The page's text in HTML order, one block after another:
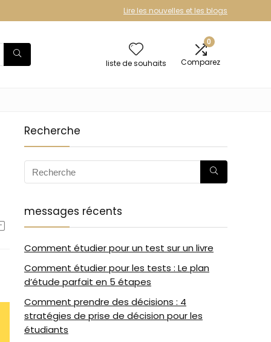
Lire les nouvelles et les blogs
liste de souhaits
0
Comparez
Recherche
messages récents
Comment étudier pour un test sur un livre
Comment étudier pour les tests : Le plan
d’étude parfait en 5 étapes
Comment prendre des décisions : 4
stratégies de prise de décision pour les
étudiants